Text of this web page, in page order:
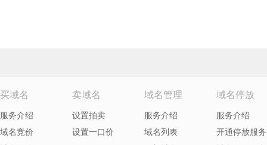
买域名
服务介绍
域名竞价
卖域名
设置拍卖
设置一口价
域名管理
服务介绍
域名列表
域名停放
服务介绍
开通停放服务